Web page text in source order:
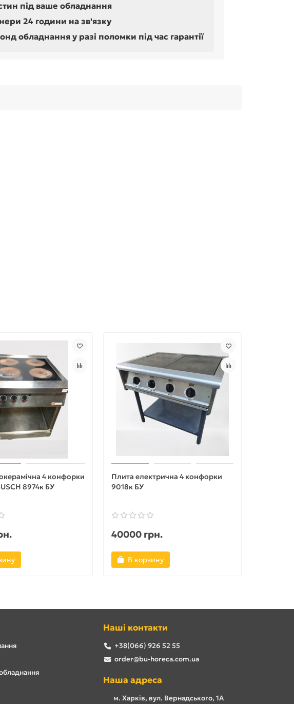
під ваше обладнання
24 години на зв'язку
обладнання у разі поломки під час гарантії
4 конфорки
8974к БУ
Плита електрична 4 конфорки
9018к БУ
40000 грн.
В корзину
Наші контакти
+38(066) 926 52 55
order@bu-horeca.com.ua
Наша адреса
м. Харків, вул. Вернадського, 1А